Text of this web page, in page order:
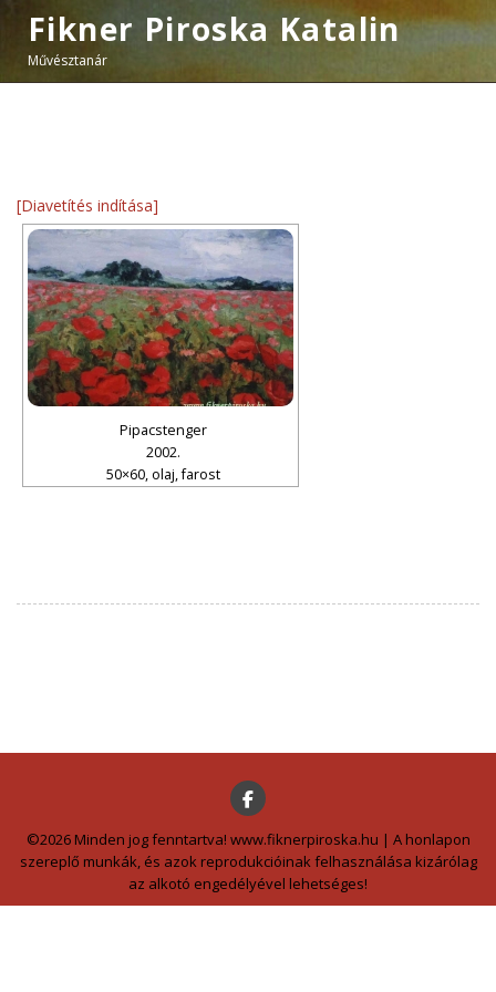
Fikner Piroska Katalin
Művésztanár
[Diavetítés indítása]
Pipacstenger
2002.
50×60, olaj, farost
©2026 Minden jog fenntartva! www.fiknerpiroska.hu | A honlapon
szereplő munkák, és azok reprodukcióinak felhasználása kizárólag
az alkotó engedélyével lehetséges!